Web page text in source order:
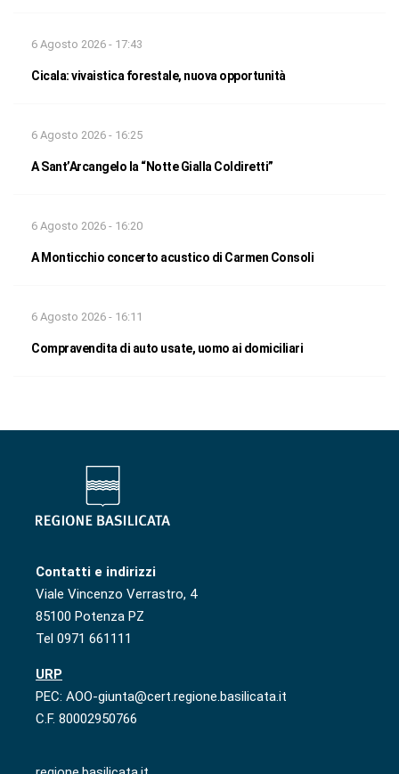
6 Agosto 2026 - 17:43
Cicala: vivaistica forestale, nuova opportunità
6 Agosto 2026 - 16:25
A Sant’Arcangelo la “Notte Gialla Coldiretti”
6 Agosto 2026 - 16:20
A Monticchio concerto acustico di Carmen Consoli
6 Agosto 2026 - 16:11
Compravendita di auto usate, uomo ai domiciliari
Contatti e indirizzi
Viale Vincenzo Verrastro, 4
85100 Potenza PZ
Tel 0971 661111
URP
PEC: AOO-giunta@cert.regione.basilicata.it
C.F. 80002950766